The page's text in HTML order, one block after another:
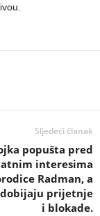
Sljedeći članak
popušta pred
interesima
Radman, a
prijetnje
i blokade.